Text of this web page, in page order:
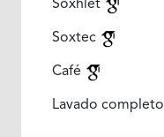
Soxhlet
Soxtec
Café
Lavado completo